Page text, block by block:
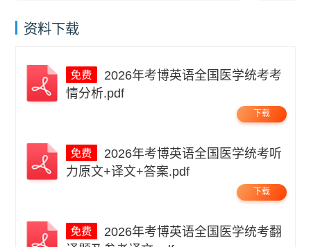
资料下载
情分析.pdf
下载
力原文+译文+答案.pdf
下载